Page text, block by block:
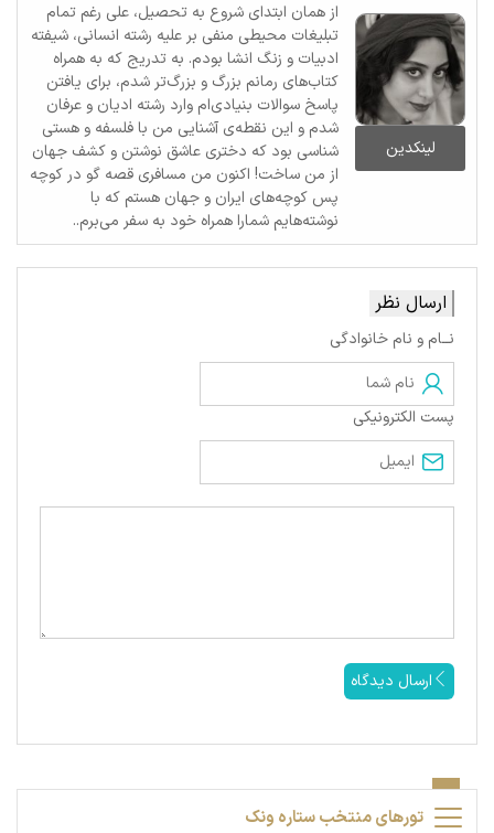
لینکدین
از همان ابتدای شروع به تحصیل، علی رغم تمام
تبلیغات محیطی منفی بر علیه رشته انسانی، شیفته
ادبیات و زنگ انشا بودم. به تدریج که به همراه
کتاب‌های رمانم بزرگ‌ و بزرگ‌تر شدم، برای یافتن
پاسخ سوالات بنیادی‌ام وارد رشته ادیان و عرفان
شدم و این نقطه‌ی آشنایی من با فلسفه و هستی
شناسی بود که دختری عاشق نوشتن و کشف جهان
از من ساخت! اکنون من مسافری قصه گو در کوچه
پس کوچه‌های ایران و جهان هستم که با
نوشته‌هایم شمارا همراه خود به سفر می‌برم..
ارسال نظر
نــام و نام خانوادگی
پست الکترونیکی
ارسال دیدگاه
تورهای منتخب ستاره ونک